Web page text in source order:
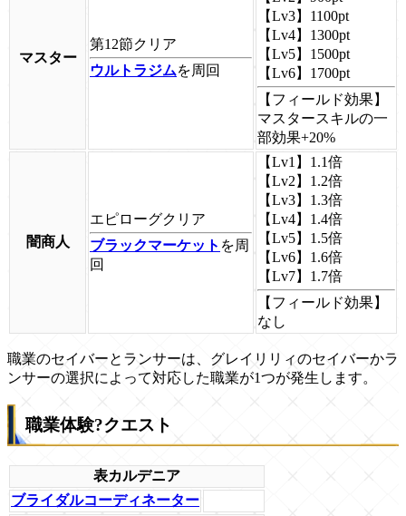
マスター
第12節クリア
ウルトラジムを周回
【Lv3】 1100pt
【Lv4】 1300pt
【Lv5】 1500pt
【Lv6】 1700pt
【フィールド効果】
マスタースキルの一
部効果+20%
闇商人
エピローグクリア
ブラックマーケット を周
回
【Lv1】 1.1倍
【Lv2】 1.2倍
【Lv3】 1.3倍
【Lv4】 1.4倍
【Lv5】 1.5倍
【Lv6】 1.6倍
【Lv7】 1.7倍
【フィールド効果】
なし
職業のセイバーとランサーは、グレイリリィのセイバーかラ
ンサーの選択によって対応した職業が1つが発生します。
職業体験?クエスト
表カルデニア
ブライダルコーディネーター